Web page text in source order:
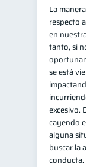
La
respecto
en
tanto, si
se está
excesivo.
cayendo
alguna
buscar la
conducta.